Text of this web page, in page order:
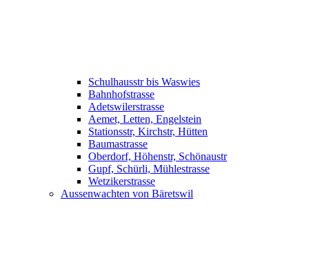
Schulhausstr bis Waswies
Bahnhofstrasse
Adetswilerstrasse
Aemet, Letten, Engelstein
Stationsstr, Kirchstr, Hütten
Baumastrasse
Oberdorf, Höhenstr, Schönaustr
Gupf, Schürli, Mühlestrasse
Wetzikerstrasse
Aussenwachten von Bäretswil